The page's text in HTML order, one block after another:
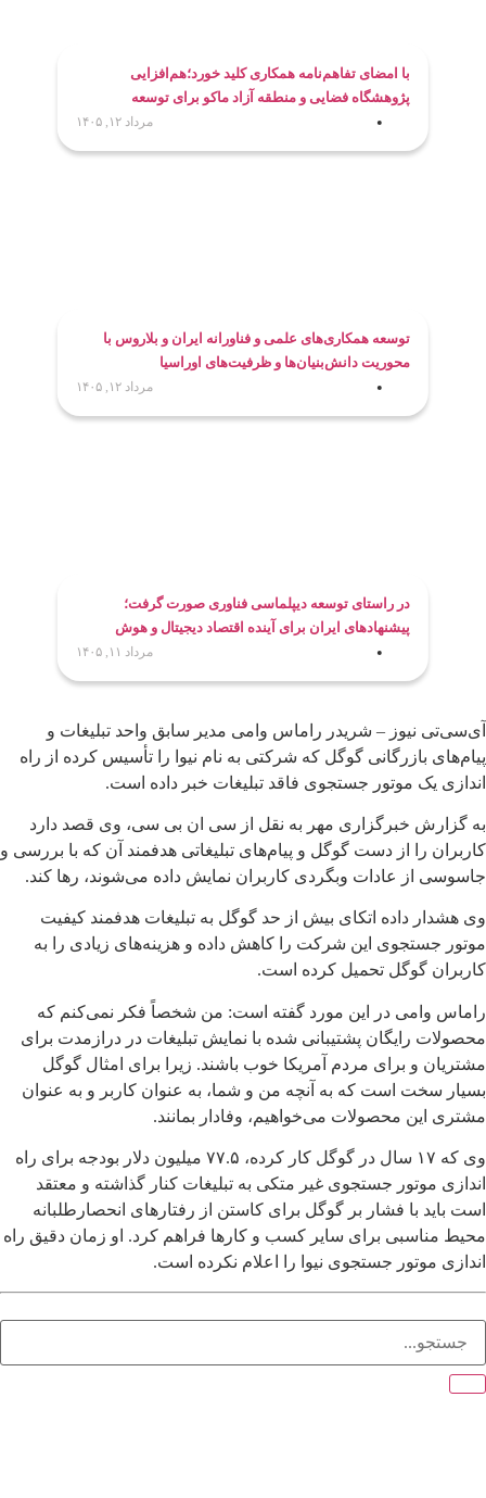
با امضای تفاهم‌نامه همکاری کلید خورد؛هم‌افزایی
پژوهشگاه فضایی و منطقه آزاد ماکو برای توسعه
کاربردهای فناوری فضایی
مرداد ۱۲, ۱۴۰۵
توسعه همکاری‌های علمی و فناورانه ایران و بلاروس با
محوریت دانش‌بنیان‌ها و ظرفیت‌های اوراسیا
مرداد ۱۲, ۱۴۰۵
در راستای توسعه دیپلماسی فناوری صورت گرفت؛
پیشنهادهای ایران برای آینده اقتصاد دیجیتال و هوش
مصنوعی روی میز اجلاس جهانی اینترنت
مرداد ۱۱, ۱۴۰۵
آی‌سی‌تی نیوز – شریدر راماس وامی مدیر سابق واحد تبلیغات و
پیام‌های بازرگانی گوگل که شرکتی به نام نیوا را تأسیس کرده از راه
اندازی یک موتور جستجوی فاقد تبلیغات خبر داده است.
به گزارش خبرگزاری مهر به نقل از سی ان بی سی، وی قصد دارد
کاربران را از دست گوگل و پیام‌های تبلیغاتی هدفمند آن که با بررسی و
جاسوسی از عادات وبگردی کاربران نمایش داده می‌شوند، رها کند.
وی هشدار داده اتکای بیش از حد گوگل به تبلیغات هدفمند کیفیت
موتور جستجوی این شرکت را کاهش داده و هزینه‌های زیادی را به
کاربران گوگل تحمیل کرده است.
راماس وامی در این مورد گفته است: من شخصاً فکر نمی‌کنم که
محصولات رایگان پشتیبانی شده با نمایش تبلیغات در درازمدت برای
مشتریان و برای مردم آمریکا خوب باشند. زیرا برای امثال گوگل
بسیار سخت است که به آنچه من و شما، به عنوان کاربر و به عنوان
مشتری این محصولات می‌خواهیم، وفادار بمانند.
وی که ۱۷ سال در گوگل کار کرده، ۷۷.۵ میلیون دلار بودجه برای راه
اندازی موتور جستجوی غیر متکی به تبلیغات کنار گذاشته و معتقد
است باید با فشار بر گوگل برای کاستن از رفتارهای انحصارطلبانه
محیط مناسبی برای سایر کسب و کارها فراهم کرد. او زمان دقیق راه
اندازی موتور جستجوی نیوا را اعلام نکرده است.